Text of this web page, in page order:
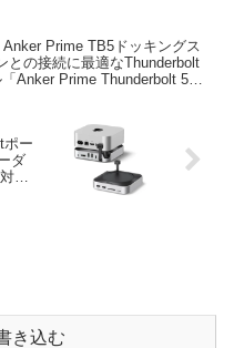
Prime TB5ドッキングス
との接続に最適なThunderbolt
Anker Prime Thunderbolt 5
ポー
ダ
応
き込む